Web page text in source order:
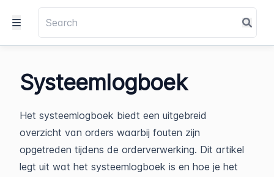
Systeemlogboek
Het systeemlogboek biedt een uitgebreid
overzicht van orders waarbij fouten zijn
opgetreden tijdens de orderverwerking. Dit artikel
legt uit wat het systeemlogboek is en hoe je het